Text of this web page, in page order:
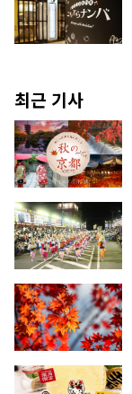
최근 기사